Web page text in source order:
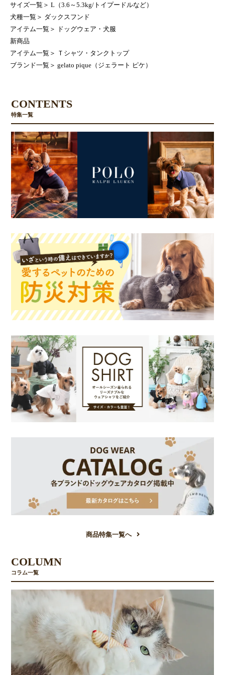
サイズ一覧 ＞ L（3.6～5.3kg/トイプードルなど）
犬種一覧 ＞ ダックスフンド
アイテム一覧 ＞
ドッグウェア・犬服
新商品
アイテム一覧 ＞
Ｔシャツ・タンクトップ
ブランド一覧 ＞ gelato pique（ジェラート ピケ）
CONTENTS
特集一覧
商品特集一覧へ
COLUMN
コラム一覧